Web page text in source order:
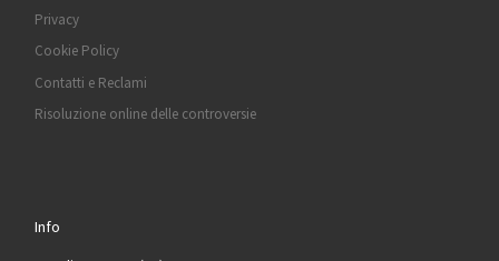
Privacy
Cookie Policy
Contatti e Reclami
Risoluzione online delle controversie
Info